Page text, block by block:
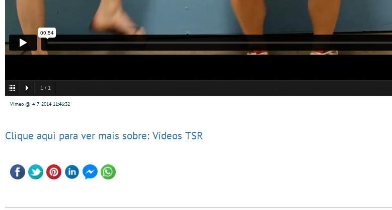
1 / 1
Vimeo @ 4-7-2014 11:46:32
Clique aqui para ver mais sobre: Vídeos TSR